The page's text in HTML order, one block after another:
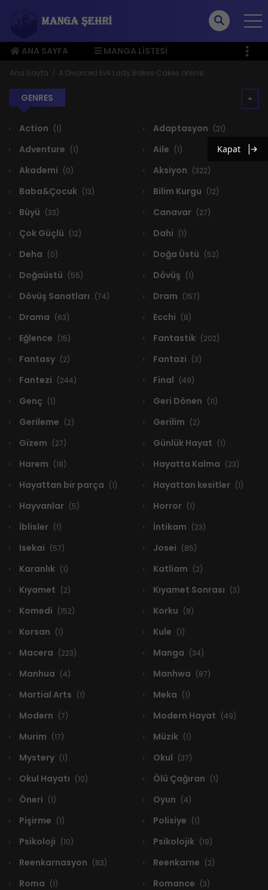
ANA SAYFA
MANGA LISTESI
ÜYE MENÜSÜ
Ana Sayfa A Divorced Evil Lady Bakes Cakes online
GENRES
Action (1) Adaptasyon (21)
Adventure (1) Aile (1)
Akademi (0) Aksiyon (322)
Baba&Çocuk (13) Bilim Kurgu (12)
Büyü (33) Canavar (27)
Çok Güçlü (12) Dahi (1)
Deha (0) Doğa Üstü (52)
Doğaüstü (55) Dövüş (1)
Dövüş Sanatları (74) Dram (157)
Drama (63) Ecchi (8)
Eğlence (15) Fantastik (202)
Fantasy (2) Fantazi (3)
Fantezi (244) Final (49)
Genç (1) Geri Dönen (11)
Gerileme (2) Gerilim (2)
Gizem (27) Günlük Hayat (1)
Harem (18) Hayatta Kalma (23)
Hayattan bir parça (1) Hayattan kesitler (1)
Hayvanlar (5) Horror (1)
İblisler (1) İntikam (23)
Isekai (57) Josei (85)
Karanlık (1) Katliam (2)
Kıyamet (2) Kıyamet Sonrası (3)
Komedi (152) Korku (8)
Korsan (1) Kule (1)
Macera (223) Manga (34)
Manhua (4) Manhwa (87)
Martial Arts (1) Meka (1)
Modern (7) Modern Hayat (49)
Murim (17) Müzik (1)
Mystery (1) Okul (37)
Okul Hayatı (10) Ölü Çağıran (1)
Öneri (1) Oyun (4)
Pişirme (1) Polisiye (1)
Psikoloji (10) Psikolojik (19)
Reenkarnasyon (83) Reenkarne (2)
Roma (1) Romance (3)
Kapat